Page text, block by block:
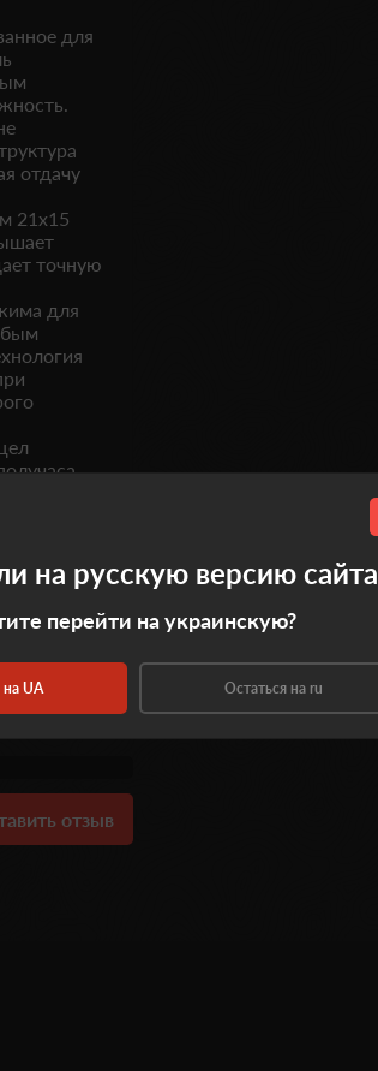
для
отдачу
21x15
точную
для
имеет
отзыв
на русскую версию
перейти на украинскую?
на UA Остаться на ru